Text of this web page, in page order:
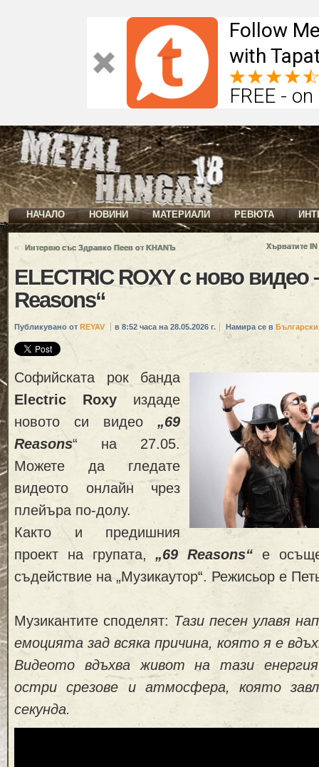
Follow
with
FREE -
НАЧАЛО НОВИНИ МАТЕРИАЛИ РЕВЮТА
« Интервю със Здравко Пеев от KHANЪ Хърватите
ELECTRIC ROXY с ново видео
Reasons“
Публикувано от REYAV в 8:52 часа на 28.05.2026 г. Намира се в Български
Софийската рок банда
Electric Roxy издаде
новото си видео „69
Reasons“ на 27.05.
Можете да гледате
видеото онлайн чрез
плейъра по-долу.
Както и предишния
проект на групата,„69 Reasons“ е
съдействие на „Музикаутор“. Режисьор е
Музикантите споделят: Тази песен улавя
емоцията зад всяка причина, която я е
Видеото вдъхва живот на тази
остри срезове и атмосфера, която
секунда.